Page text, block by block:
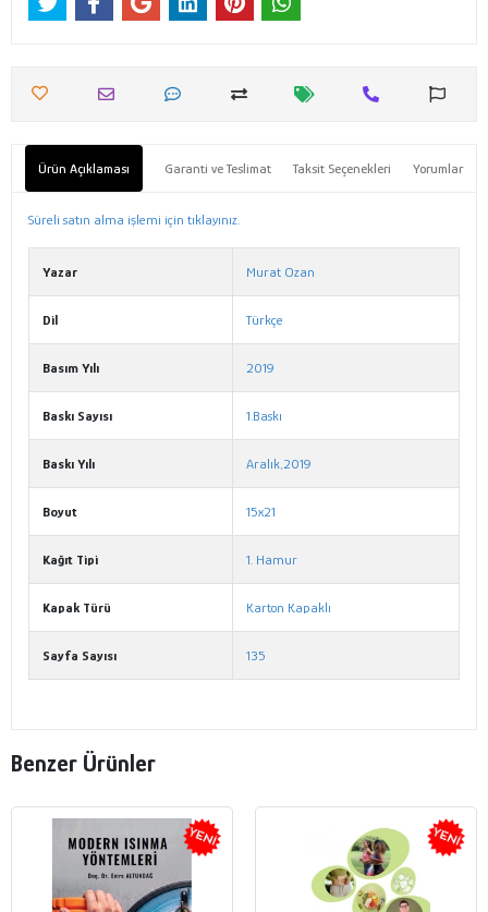
Ürün Açıklaması Garanti ve Teslimat Taksit Seçenekleri Yorumlar
Süreli satın alma işlemi için tıklayınız.
Yazar Murat Ozan
Dil Türkçe
Basım Yılı 2019
Baskı Sayısı 1.Baskı
Baskı Yılı Aralık,2019
Boyut 15x21
Kağıt Tipi 1. Hamur
Kapak Türü Karton Kapaklı
Sayfa Sayısı 135
Benzer Ürünler